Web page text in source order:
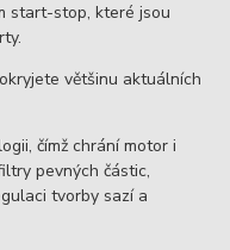
start-stop, které jsou
většinu aktuálních
čímž chrání motor i
pevných částic,
tvorby sazí a